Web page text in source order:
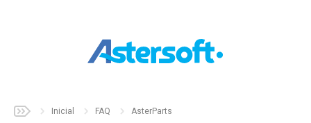
Sobre
Inicial FAQ AsterParts